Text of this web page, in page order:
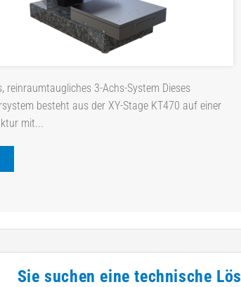
reinraumtaugliches 3-Achs-System Dieses
besteht aus der XY-Stage KT470 auf einer
mit...
Sie suchen eine technische